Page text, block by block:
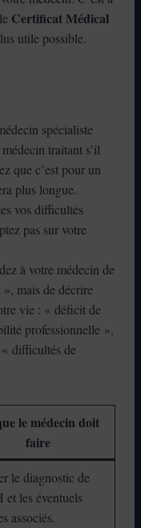
Certificat Médical
utile possible.
spécialiste
traitant s’il
que c’est pour un
plus longue.
vos difficultés
pas sur votre
à votre médecin de
mais de décrire
vie : « déficit de
professionnelle »,
difficultés de
le médecin doit
faire
le diagnostic de
les éventuels
associés.